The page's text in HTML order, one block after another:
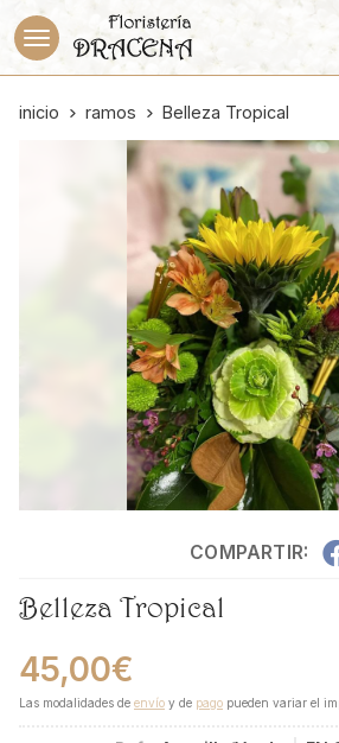
inicio ramos Belleza Tropical
COMPARTIR:
Belleza Tropical
45,00€
Las modalidades de envío y de pago pueden variar el